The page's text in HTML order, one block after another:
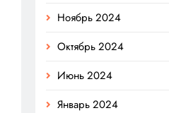
Ноябрь 2024
Октябрь 2024
Июнь 2024
Январь 2024